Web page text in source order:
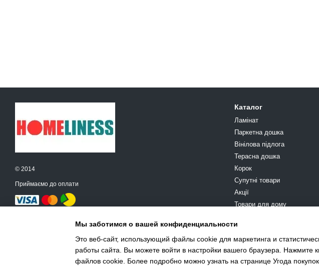
© 2014
Приймаємо до оплати
Інтернет-магазин створений з Хорошоп
Каталог
Ламінат
Паркетна дошка
Вінілова підлога
Терасна дошка
Корок
Супутні товари
Акції
Товари для дому
Фарба
єВідновлення
Мы заботимся о вашей конфиденциальности
Это веб-сайт, использующий файлы cookie для маркетинга и
работы сайта. Вы можете войти в настройки вашего браузера. Нажмите
файлов cookie. Более подробно можно узнать на странице Угода покупок